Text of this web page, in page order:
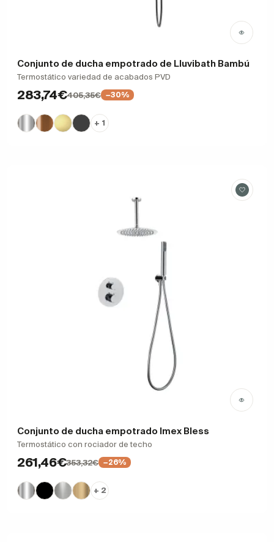
Conjunto de ducha empotrado de Lluvibath Bambú
Termostático variedad de acabados PVD
283,74€405,35€ −30%
+ 1
Conjunto de ducha empotrado Imex Bless
Termostático con rociador de techo
261,46€353,32€ −26%
+ 2